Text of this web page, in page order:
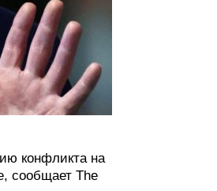
конфликта на
сообщает The